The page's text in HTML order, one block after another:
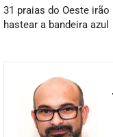
31 praias do Oeste irão
hastear a bandeira azul